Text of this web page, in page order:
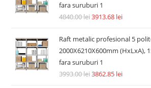
fara suruburi 1
4840.00lei3913.68 lei
Raft metalic profesional 5
2000X6210X600mm (HxLxA),
fara suruburi 1
3993.00lei3862.85 lei